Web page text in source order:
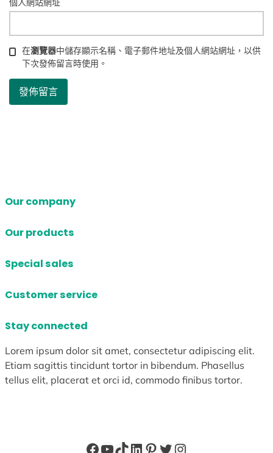
個人網站網址
在瀏覽器中儲存顯示名稱、電子郵件地址及個人網站網址，以供
下次發佈留言時使用。
Our company
Our products
Special sales
Customer service
Stay connected
Lorem ipsum dolor sit amet, consectetur adipiscing elit.
Etiam sagittis tincidunt tortor in bibendum. Phasellus
tellus elit, placerat et orci id, commodo finibus tortor.
Facebook
YouTube
TikTok
LinkedIn
Pinterest
X Instagram